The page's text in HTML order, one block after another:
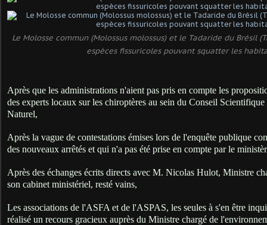
Le Molosse commun (Molossus molossus) et le Tadaride du Brésil
espèces fissuricoles pouvant squatter les
Après que les administrations n'aient pas pris en compte les
des experts locaux sur les chiroptères au sein du Conseil
Naturel,
Après la vague de contestations émises lors de l'enquête publique
des nouveaux arrêtés et qui n'a pas été prise en compte par le
Après des échanges écrits directs avec M. Nicolas Hulot, Ministre
son cabinet ministériel, resté vains,
Les associations de l'ASFA et de l'ASPAS, les seules à s'en être
réalisé un recours gracieux auprès du Ministre chargé de